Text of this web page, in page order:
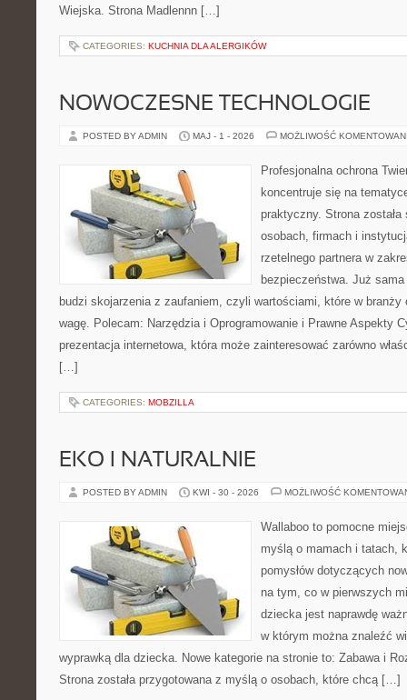
Wiejska. Strona Madlennn […]
CATEGORIES: KUCHNIA DLA ALERGIKÓW
NOWOCZESNE TECHNOLOGIE
POSTED BY ADMIN MAJ - 1 - 2026 MOŻLIWOŚĆ
Profesjonalna ochrona
koncentruje się na
praktyczny. Strona
osobach, firmach i
rzetelnego partnera w
bezpieczeństwa. Już
budzi skojarzenia z zaufaniem, czyli wartościami, które w branży
wagę. Polecam: Narzędzia i Oprogramowanie i Prawne Aspekty
prezentacja internetowa, która może zainteresować zarówno
[…]
CATEGORIES: MOBZILLA
EKO I NATURALNIE
POSTED BY ADMIN KWI - 30 - 2026 MOŻLIWOŚĆ
Wallaboo to pomocne
myślą o mamach i tatach,
pomysłów dotyczących
na tym, co w pierwszych
dziecka jest naprawdę
w którym można znaleźć
wyprawką dla dziecka. Nowe kategorie na stronie to: Zabawa i
Strona została przygotowana z myślą o osobach, które chcą […]